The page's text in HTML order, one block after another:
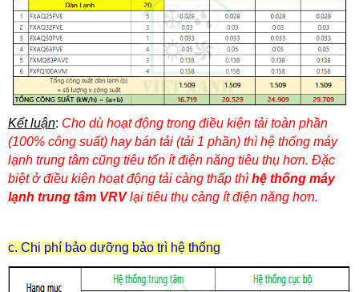
Kết luận: Cho dù hoạt động trong điều kiện tải toàn phần
(100% công suất) hay bán tải (tải 1 phần) thì hệ thống máy
lạnh trung tâm cũng tiêu tốn ít điện năng tiêu thụ hơn. Đặc
biệt ở điều kiện hoạt động tải càng thấp thì hệ thống máy
lạnh trung tâm VRVlại tiêu thụ càng ít điện năng hơn.
c. Chi phí bảo dưỡng bảo trì hệ thống